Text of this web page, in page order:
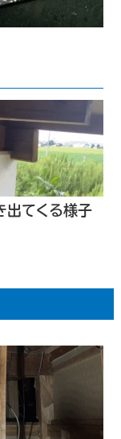
出てくる様子